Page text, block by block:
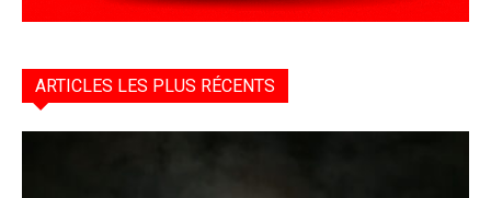
ARTICLES LES PLUS RÉCENTS